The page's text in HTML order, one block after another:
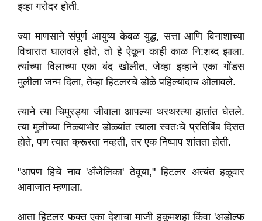
इव्हा गरोदर होती.
ज्या माणसाने संपूर्ण आयुष्य केवळ युद्ध, सत्ता आणि विनाशाच्या
विचारात घालवले होते, तो हे ऐकून काही काळ नि:शब्द झाला.
त्यांच्या विलाच्या एका बंद खोलीत, जेव्हा इव्हाने एका गोंडस
मुलीला जन्म दिला, तेव्हा हिटलरचे डोळे पहिल्यांदाच ओलावले.
त्याने त्या चिमुरड्या जीवाला आपल्या थरथरत्या हातांत घेतले.
त्या मुलीच्या निळ्याभोर डोळ्यांत त्याला स्वतःचे प्रतिबिंब दिसत
होते, पण त्यात क्रूरता नव्हती, तर एक निष्पाप शांतता होती.
"आपण हिचे नाव 'अँजेलिका' ठेवूया," हिटलर अत्यंत हळूवार
आवाजात म्हणाला.
आता हिटलर फक्त एका देशाचा माजी हुकूमशहा किंवा 'अडोल्फ